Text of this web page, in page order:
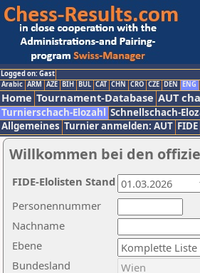
Logged on: Gast
Arabic ARM AZE BIH BUL CAT CHN CRO CZE DEN ENG
Home Tournament-Database AUT
Turnierschach-Elozahl Schnellschach-
Allgemeines Turnier anmelden: AUT FIDE
Willkommen bei den
Nachname
Ebene
Personennummer
Bundesland
FIDE-Elolisten Stand